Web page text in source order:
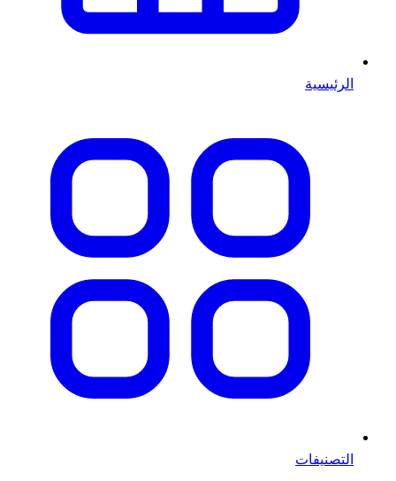
الرئيسية
التصنيفات